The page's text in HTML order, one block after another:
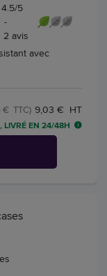
4.5/5
-
2 avis
avec
9,03 € HT
€ TTC)
LIVRÉ EN 24/48H